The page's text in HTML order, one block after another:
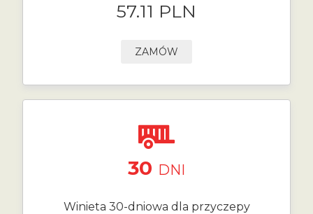
57.11 PLN
ZAMÓW
30 DNI
Winieta 30-dniowa dla przyczepy